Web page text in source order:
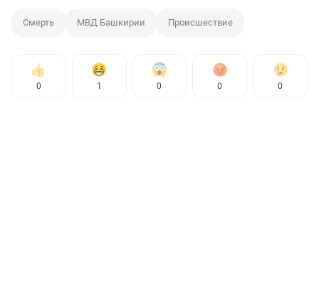
Смерть МВД Башкирии Происшествие
0 1 0 0 0